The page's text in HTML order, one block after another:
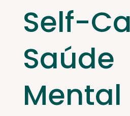
Self-
Saúde
Mental